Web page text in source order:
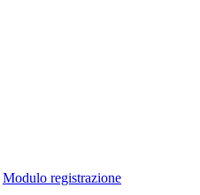
Modulo registrazione